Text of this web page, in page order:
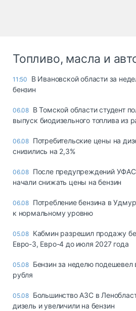
Топливо, масла и
11:50
В Ивановской области за
бензин
06.08 В Томской области студент
выпуск биодизельного топлива из
06.08 Потребительские цены на
снизились на 2,3%
06.08 После предупреждений
начали снижать цены на бензин
06.08 Потребление бензина в
к нормальному уровню
05.08 Кабмин разрешил продажу
Евро-3, Евро-4 до июля 2027 года
05.08 Бензин за неделю подешевел
рубля
05.08 Большинство АЗС в
дизель и увеличили на бензин